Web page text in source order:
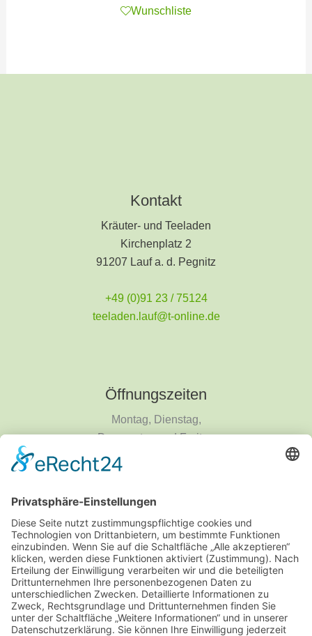
Wunschliste
Kontakt
Kräuter- und Teeladen
Kirchenplatz 2
91207 Lauf a. d. Pegnitz
+49 (0)91 23 / 75124
teeladen.lauf@t-online.de
Öffnungszeiten
Montag, Dienstag,
Donnerstag und Freitag
9 - 14 Uhr
Informationen
Über uns
Produktanfrage